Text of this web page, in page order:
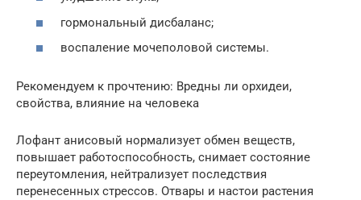
гормональный дисбаланс;
воспаление мочеполовой системы.
Рекомендуем к прочтению: Вредны ли орхидеи,
свойства, влияние на человека
Лофант анисовый нормализует обмен веществ,
повышает работоспособность, снимает состояние
переутомления, нейтрализует последствия
перенесенных стрессов. Отвары и настои растения